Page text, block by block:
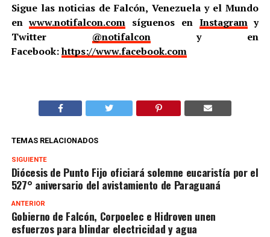
Sigue las noticias de Falcón, Venezuela y el Mundo
enwww.notifalcon.com síguenos en Instagramy
Twitter @notifalcony en
Facebook:https://www.facebook.com
TEMAS RELACIONADOS
SIGUIENTE
Diócesis de Punto Fijo oficiará solemne eucaristía por el
527° aniversario del avistamiento de Paraguaná
ANTERIOR
Gobierno de Falcón, Corpoelec e Hidroven unen
esfuerzos para blindar electricidad y agua